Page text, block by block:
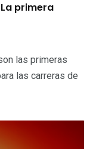
La primera
las primeras
las carreras de